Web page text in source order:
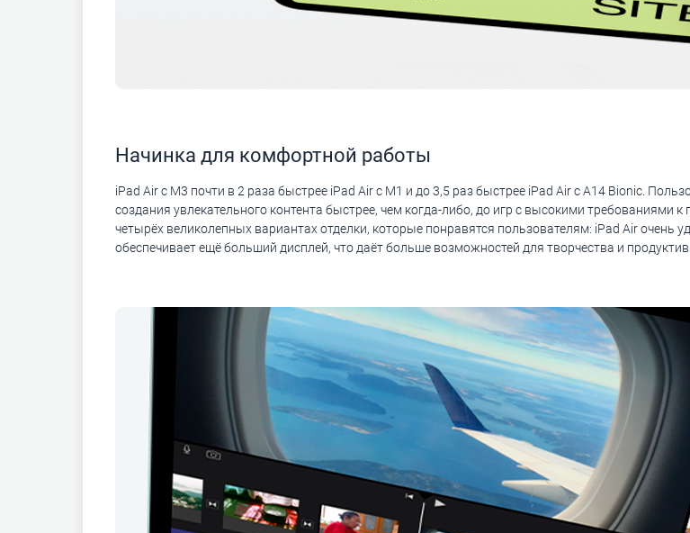
Начинка для комфортной работы
iPad Air с M3 почти в 2 раза быстрее iPad Air с M1 и до 3,5 раз быстрее iPad Air с A14 Bionic.
создания увлекательного контента быстрее, чем когда-либо, до игр с высокими требованиями к
четырёх великолепных вариантах отделки, которые понравятся пользователям: iPad Air очень
обеспечивает ещё больший дисплей, что даёт больше возможностей для творчества и